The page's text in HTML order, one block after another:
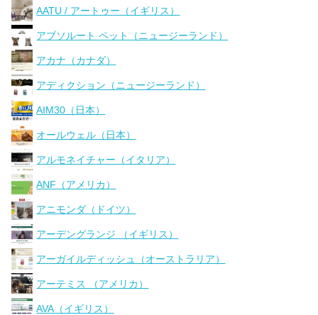
AATU / アートゥー（イギリス）
アブソルート ペット（ニュージーランド）
アカナ（カナダ）
アディクション（ニュージーランド）
AIM30（日本）
オールウェル（日本）
アルモネイチャー（イタリア）
ANF（アメリカ）
アニモンダ（ドイツ）
アーデングランジ （イギリス）
アーガイルディッシュ（オーストラリア）
アーテミス （アメリカ）
AVA（イギリス）